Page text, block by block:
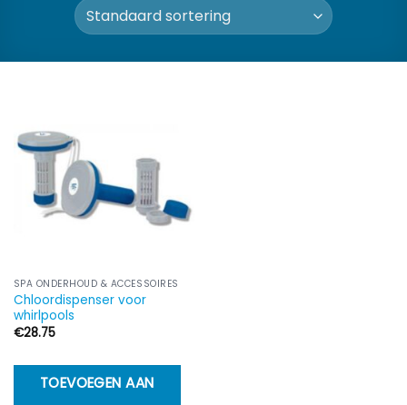
SPA ONDERHOUD & ACCESSOIRES
Chloordispenser voor
whirlpools
€28.75
TOEVOEGEN AAN